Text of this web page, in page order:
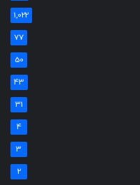
1,022
77
50
43
31
4
3
2